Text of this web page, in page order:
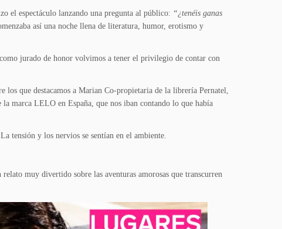
el espectáculo lanzando una pregunta al público: “¿tenéis ganas
así una noche llena de literatura, humor, erotismo y
jurado de honor volvimos a tener el privilegio de contar con
los que destacamos a Marian Co-propietaria de la librería Pernatel,
marca LELO en España, que nos iban contando lo que había
tensión y los nervios se sentían en el ambiente.
relato muy divertido sobre las aventuras amorosas que transcurren